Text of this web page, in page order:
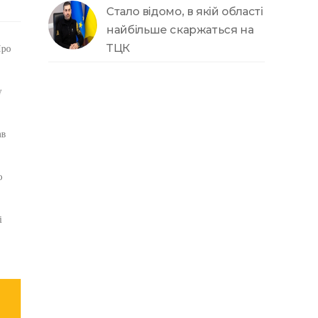
Стало відомо, в якій області
найбільше скаржаться на
ТЦК